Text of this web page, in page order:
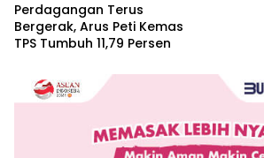
Perdagangan Terus
Bergerak, Arus Peti Kemas
TPS Tumbuh 11,79 Persen